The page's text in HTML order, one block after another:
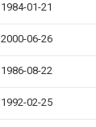
1984-01-21
2000-06-26
1986-08-22
1992-02-25